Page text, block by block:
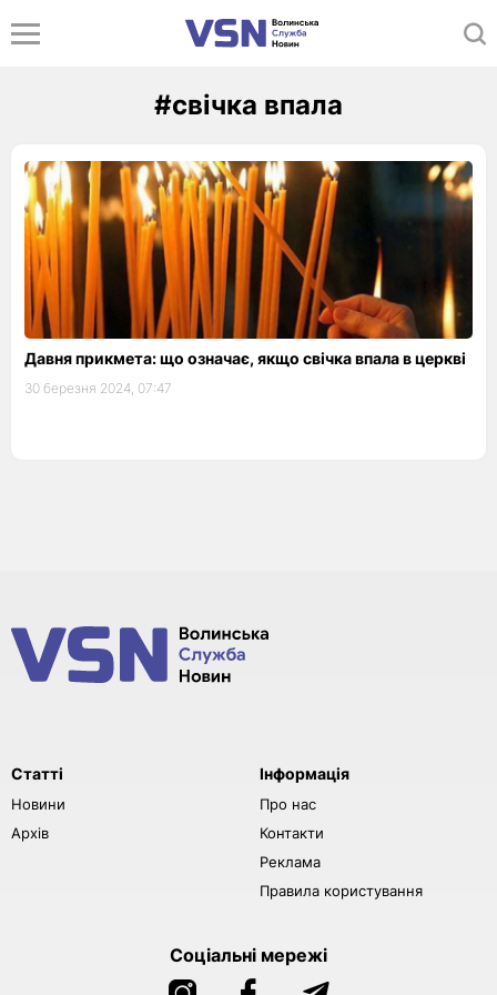
#свічка впала
Давня прикмета: що означає, якщо свічка впала в церкві
30 березня 2024, 07:47
Статті
Новини
Архів
Інформація
Про нас
Контакти
Реклама
Правила користування
Соціальні мережі